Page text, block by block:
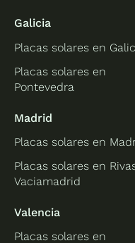
Galicia
Placas solares en
Placas solares en
Pontevedra
Madrid
Placas solares en
Placas solares en
Vaciamadrid
Valencia
Placas solares en